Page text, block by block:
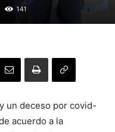
141
un deceso por covid-
acuerdo a la